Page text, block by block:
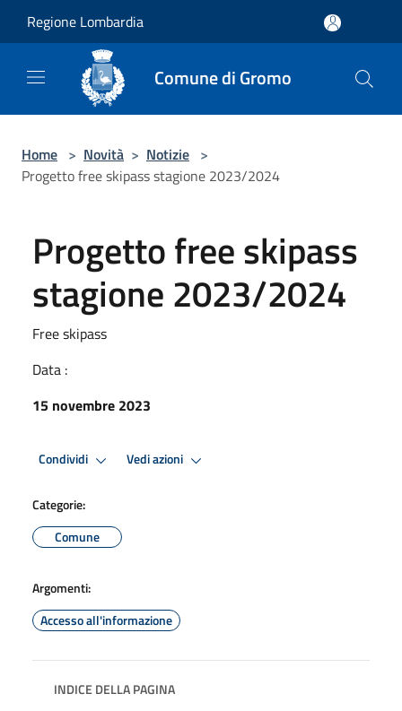
Regione Lombardia
Comune di Gromo
Home > Novità > Notizie >
Progetto free skipass stagione 2023/2024
Progetto free skipass
stagione 2023/2024
Free skipass
Data :
15 novembre 2023
Condividi Vedi azioni
Categorie:
Comune
Argomenti:
Accesso all'informazione
INDICE DELLA PAGINA